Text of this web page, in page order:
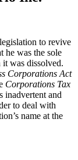
to revive
he was the sole
was dissolved.
Corporations Act
Corporations Tax
inadvertent and
to deal with
name at the